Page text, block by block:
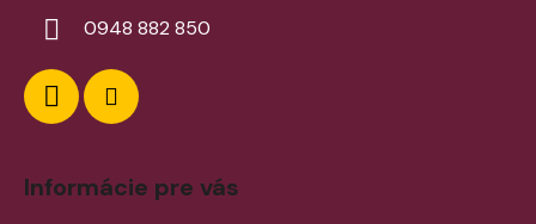
0948 882 850
Informácie pre vás